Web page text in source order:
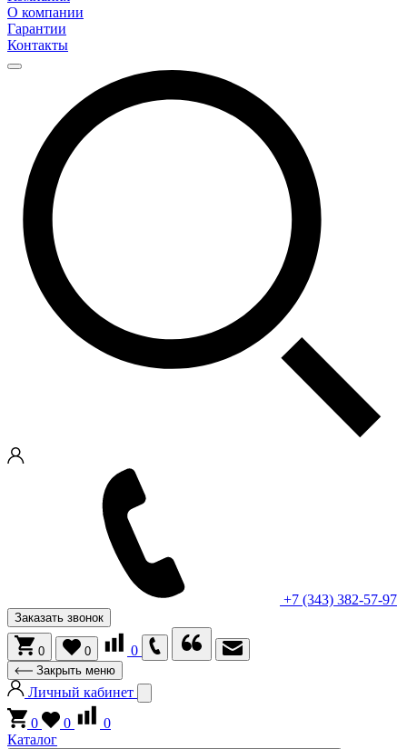
О компании
Гарантии
Контакты
+7 (343) 382-57-97
Заказать звонок
0 0 0
Закрыть меню
Личный кабинет
0
0
0
Каталог